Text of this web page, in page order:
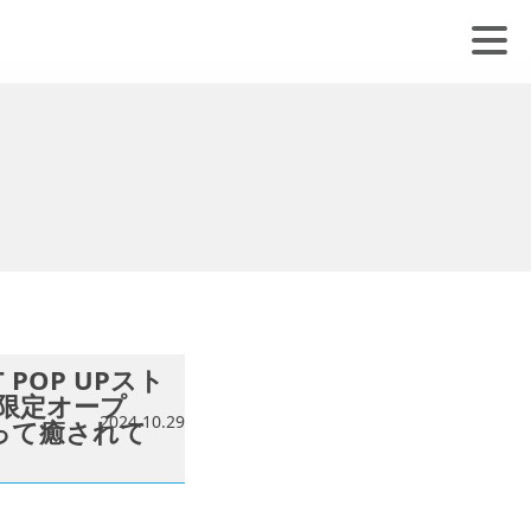
UPスト
定オープ
て癒されて
2024.10.29